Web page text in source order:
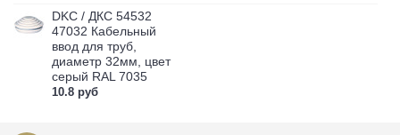
DKC / ДКС 54532
47032 Кабельный
ввод для труб,
диаметр 32мм, цвет
серый RAL 7035
10.8 руб